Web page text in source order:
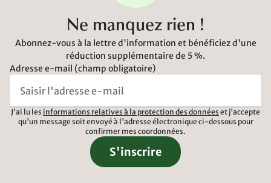
Ne manquez rien !
Abonnez-vous à la lettre d'information et bénéficiez d'une
réduction supplémentaire de 5 %.
Adresse e-mail (champ obligatoire)
J'ai lu les informations relatives à la protection des données et j'accepte
qu'un message soit envoyé à l'adresse électronique ci-dessous pour
confirmer mes coordonnées.
S'inscrire